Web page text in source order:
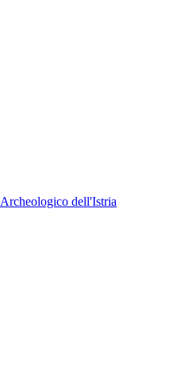
dell'Istria